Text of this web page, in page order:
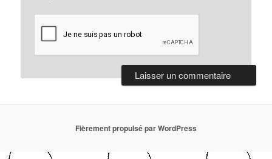
Fièrement propulsé par WordPress